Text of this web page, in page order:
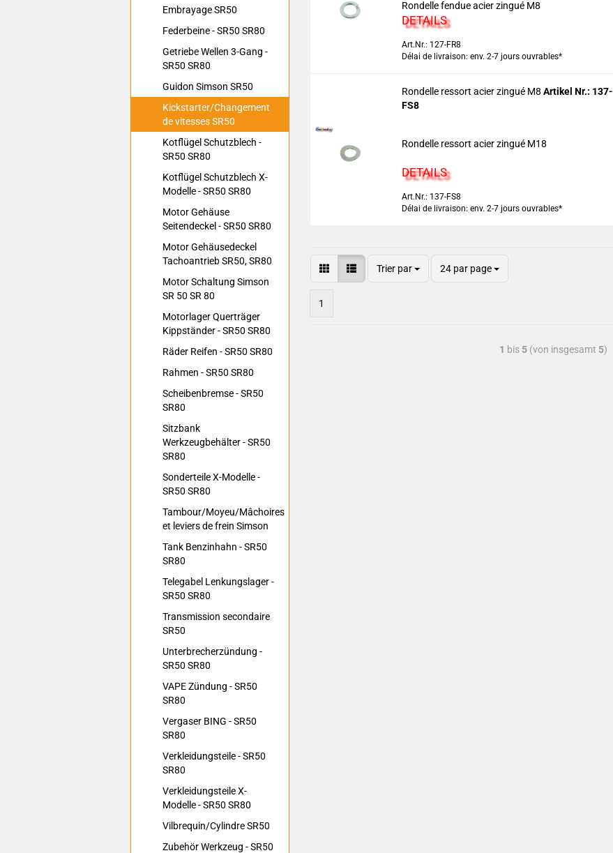
Rondelle fendue acier zingué M8
DETAILS
Art.Nr.: 127-FR8
Délai de livraison: env. 2-7 jours ouvrables*
Rondelle ressort acier zingué M8 Artikel Nr.: 137-
FS8
Rondelle ressort acier zingué M18
DETAILS
Art.Nr.: 137-FS8
Délai de livraison: env. 2-7 jours ouvrables*
Trier par 24 par page
1
1 bis 5(von insgesamt 5)
Embrayage SR50
Federbeine - SR50 SR80
Getriebe Wellen 3-Gang -
SR50 SR80
Guidon Simson SR50
Kickstarter/Changement
de vitesses SR50
Kotflügel Schutzblech -
SR50 SR80
Kotflügel Schutzblech X-
Modelle - SR50 SR80
Motor Gehäuse
Seitendeckel - SR50 SR80
Motor Gehäusedeckel
Tachoantrieb SR50, SR80
Motor Schaltung Simson
SR 50 SR 80
Motorlager Querträger
Kippständer - SR50 SR80
Räder Reifen - SR50 SR80
Rahmen - SR50 SR80
Scheibenbremse - SR50
SR80
Sitzbank
Werkzeugbehälter - SR50
SR80
Sonderteile X-Modelle -
SR50 SR80
Tambour/Moyeu/Mâchoires
et leviers de frein Simson
Tank Benzinhahn - SR50
SR80
Telegabel Lenkungslager -
SR50 SR80
Transmission secondaire
SR50
Unterbrecherzündung -
SR50 SR80
VAPE Zündung - SR50
SR80
Vergaser BING - SR50
SR80
Verkleidungsteile - SR50
SR80
Verkleidungsteile X-
Modelle - SR50 SR80
Vilbrequin/Cylindre SR50
Zubehör Werkzeug - SR50